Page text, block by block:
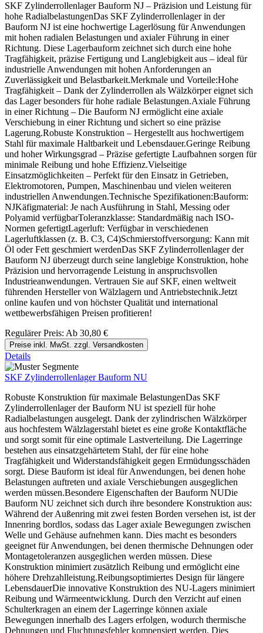
SKF Zylinderrollenlager Bauform NJ – Präzision und Leistung für
hohe RadialbelastungenDas SKF Zylinderrollenlager in der
Bauform NJ ist eine hochwertige Lagerlösung für Anwendungen
mit hohen radialen Belastungen und axialer Führung in einer
Richtung. Diese Lagerbauform zeichnet sich durch eine hohe
Tragfähigkeit, präzise Fertigung und Langlebigkeit aus – ideal für
industrielle Anwendungen mit hohen Anforderungen an
Zuverlässigkeit und Belastbarkeit.Merkmale und Vorteile:Hohe
Tragfähigkeit – Dank der Zylinderrollen als Wälzkörper eignet sich
das Lager besonders für hohe radiale Belastungen.Axiale Führung
in einer Richtung – Die Bauform NJ ermöglicht eine axiale
Verschiebung in einer Richtung und sichert so eine präzise
Lagerung.Robuste Konstruktion – Hergestellt aus hochwertigem
Stahl für maximale Haltbarkeit und Lebensdauer.Geringe Reibung
und hoher Wirkungsgrad – Präzise gefertigte Laufbahnen sorgen für
minimale Reibung und hohe Effizienz.Vielseitige
Einsatzmöglichkeiten – Perfekt für den Einsatz in Getrieben,
Elektromotoren, Pumpen, Maschinenbau und vielen weiteren
industriellen Anwendungen.Technische Spezifikationen:Bauform:
NJKäfigmaterial: Je nach Ausführung in Stahl, Messing oder
Polyamid verfügbarToleranzklasse: Standardmäßig nach ISO-
Normen gefertigtLagerluft: Verfügbar in verschiedenen
Lagerluftklassen (z. B. C3, C4)Schmierstoffversorgung: Kann mit
Öl oder Fett geschmiert werdenDas SKF Zylinderrollenlager der
Bauform NJ überzeugt durch seine langlebige Konstruktion, hohe
Präzision und hervorragende Leistung in anspruchsvollen
Industrieanwendungen. Vertrauen Sie auf SKF, einen weltweit
führenden Hersteller von Wälzlagern und Antriebstechnik.Jetzt
online kaufen und von höchster Qualität und international
wettbewerbsfähigen Preisen profitieren!
Regulärer Preis: Ab 30,80 €
Preise inkl. MwSt. zzgl. Versandkosten
Details
SKF Zylinderrollenlager Bauform NU
Robuste Konstruktion für maximale BelastungenDas SKF
Zylinderrollenlager der Bauform NU ist speziell für hohe
Radialbelastungen ausgelegt. Dank der zylindrischen Wälzkörper
aus hochfestem Wälzlagerstahl bietet es eine große Kontaktfläche
und sorgt somit für eine optimale Lastverteilung. Die Lagerringe
bestehen aus einsatzgehärtetem Stahl, der für eine hohe
Tragfähigkeit und Widerstandsfähigkeit gegen Ermüdungsschäden
sorgt. Diese Bauform ist ideal für Anwendungen, bei denen hohe
Belastungen auftreten und axiale Verschiebungen ausgeglichen
werden müssen.Besondere Eigenschaften der Bauform NUDie
Bauform NU zeichnet sich durch ihre besondere Konstruktion aus:
Während der Außenring mit zwei festen Borden versehen ist, ist der
Innenring bordlos, sodass das Lager axiale Bewegungen zwischen
Welle und Gehäuse aufnehmen kann. Dies macht es besonders
geeignet für Anwendungen, bei denen thermische Dehnungen oder
Montagetoleranzen ausgeglichen werden müssen. Diese
Konstruktion minimiert zusätzlich Reibung und ermöglicht eine
höhere Drehzahlleistung.Reibungsoptimiertes Design für längere
LebensdauerDie innovative Konstruktion des NU-Lagers minimiert
Reibung und Wärmeentwicklung. Durch den Verzicht auf einen
Schulterkragen an einem der Lagerringe können axiale
Bewegungen innerhalb des Lagers erfolgen, wodurch thermische
Dehnungen und Fluchtungsfehler kompensiert werden. Dies